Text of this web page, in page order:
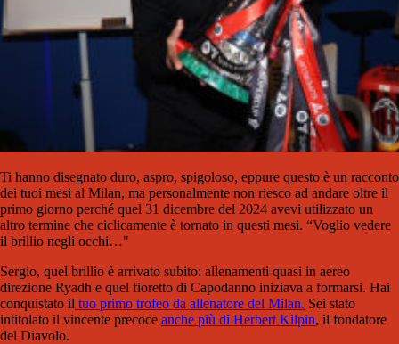
Ti hanno disegnato duro, aspro, spigoloso, eppure questo è un racconto
dei tuoi mesi al Milan, ma personalmente non riesco ad andare oltre il
primo giorno perché quel 31 dicembre del 2024 avevi utilizzato un
altro termine che ciclicamente è tornato in questi mesi. “Voglio vedere
il brillio negli occhi…"
Sergio, quel brillio è arrivato subito: allenamenti quasi in aereo
direzione Ryadh e quel fioretto di Capodanno iniziava a formarsi. Hai
conquistato il tuo primo trofeo da allenatore del Milan. Sei stato
intitolato il vincente precoce anche più di Herbert Kilpin, il fondatore
del Diavolo.